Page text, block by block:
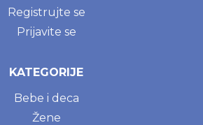
Registrujte se
Prijavite se
KATEGORIJE
Bebe i deca
Žene